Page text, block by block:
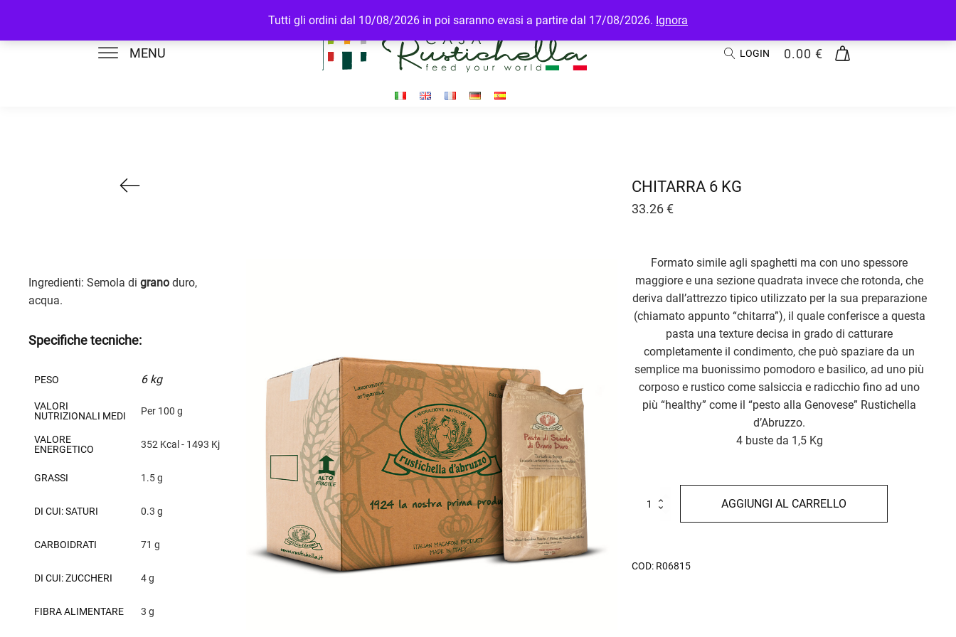
Tutti gli ordini dal 10/08/2026 in poi saranno evasi a partire dal 17/08/2026. Ignora
MENU LOGIN 0.00 €
Ingredienti: Semola di grano duro,
acqua.
Specifiche tecniche:
PESO 6 kg
VALORI
NUTRIZIONALI MEDI
Per 100 g
VALORE
ENERGETICO
352 Kcal - 1493 Kj
GRASSI 1.5 g
DI CUI: SATURI 0.3 g
CARBOIDRATI 71 g
DI CUI: ZUCCHERI 4 g
FIBRA ALIMENTARE 3 g
CHITARRA 6 KG
33.26€
Formato simile agli spaghetti ma con uno spessore
maggiore e una sezione quadrata invece che rotonda, che
deriva dall’attrezzo tipico utilizzato per la sua preparazione
(chiamato appunto “chitarra”), il quale conferisce a questa
pasta una texture decisa in grado di catturare
completamente il condimento, che può spaziare da un
semplice ma buonissimo pomodoro e basilico, ad uno più
corposo e rustico come salsiccia e radicchio fino ad uno
più “healthy” come il “pesto alla Genovese” Rustichella
d’Abruzzo.
4 buste da 1,5 Kg
Chitarra
AGGIUNGI AL CARRELLO
COD: R06815